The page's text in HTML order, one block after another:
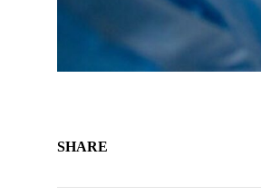
SHARE